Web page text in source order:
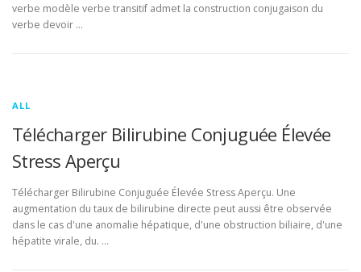
verbe modèle verbe transitif admet la construction conjugaison du
verbe devoir …
ALL
Télécharger Bilirubine Conjuguée Élevée
Stress Aperçu
Télécharger Bilirubine Conjuguée Élevée Stress Aperçu. Une
augmentation du taux de bilirubine directe peut aussi être observée
dans le cas d'une anomalie hépatique, d'une obstruction biliaire, d'une
hépatite virale, du. …